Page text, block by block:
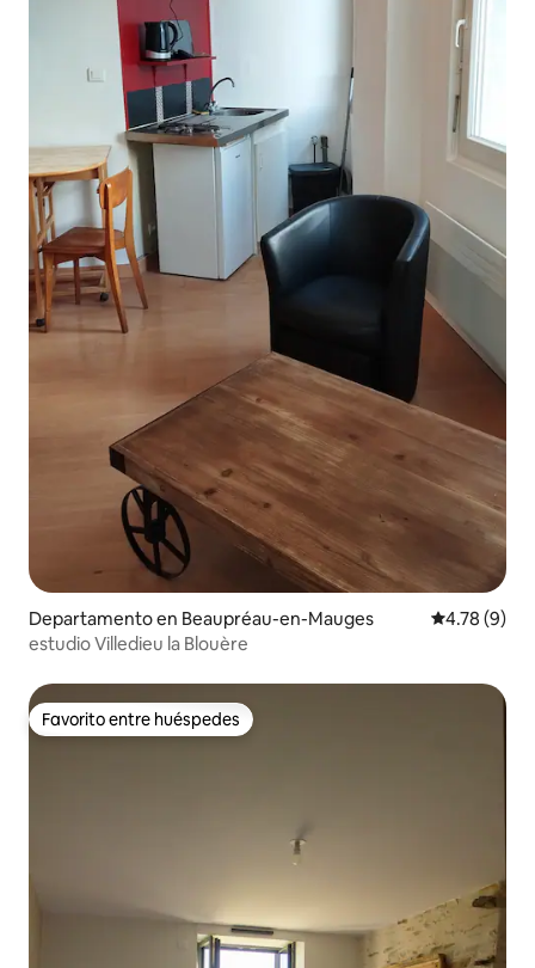
Departamento en Beaupréau-en-Mauges Calificación
4.78 (9)
estudio Villedieu la Blouère
Favorito entre huéspedes
Favorito entre huéspedes